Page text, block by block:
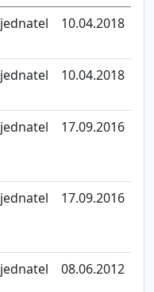
jednatel 10.04.2018
jednatel 10.04.2018
jednatel 17.09.2016
jednatel 17.09.2016
jednatel 08.06.2012